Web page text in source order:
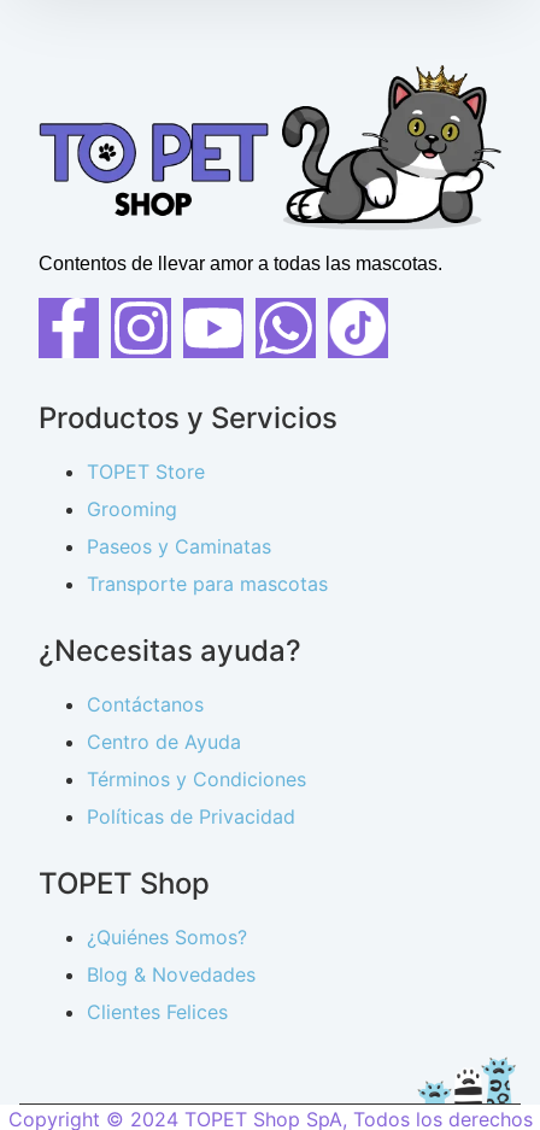
Contentos de llevar amor a todas las mascotas.
Productos y Servicios
TOPET Store
Grooming
Paseos y Caminatas
Transporte para mascotas
¿Necesitas ayuda?
Contáctanos
Centro de Ayuda
Términos y Condiciones
Políticas de Privacidad
TOPET Shop
¿Quiénes Somos?
Blog & Novedades
Clientes Felices
Copyright © 2024 TOPET Shop SpA, Todos los derechos